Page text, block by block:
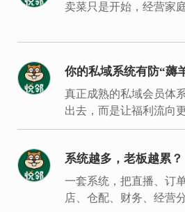
卖菜只是开始，经营家
你的私域系统有防“薅
真正成熟的私域会员体
出去，而是让福利流向
系统越多，老板越累？
一套系统，把直播、订
店、仓配、财务、经营